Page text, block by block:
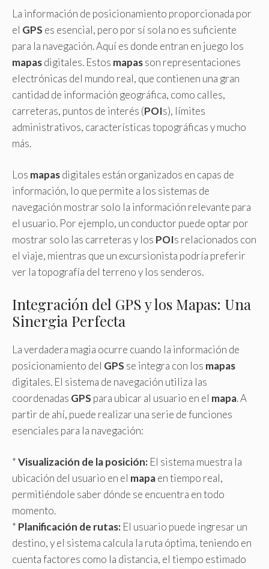
La información de posicionamiento proporcionada por
el GPS es esencial, pero por sí sola no es suficiente
para la navegación. Aquí es donde entran en juego los
mapasdigitales. Estos mapasson representaciones
electrónicas del mundo real, que contienen una gran
cantidad de información geográfica, como calles,
carreteras, puntos de interés (POIs), límites
administrativos, características topográficas y mucho
más.
Los mapasdigitales están organizados en capas de
información, lo que permite a los sistemas de
navegación mostrar solo la información relevante para
el usuario. Por ejemplo, un conductor puede optar por
mostrar solo las carreteras y los POIs relacionados con
el viaje, mientras que un excursionista podría preferir
ver la topografía del terreno y los senderos.
Integración del GPS y los Mapas: Una
Sinergia Perfecta
La verdadera magia ocurre cuando la información de
posicionamiento del GPS se integra con los mapas
digitales. El sistema de navegación utiliza las
coordenadas GPS para ubicar al usuario en el mapa. A
partir de ahí, puede realizar una serie de funciones
esenciales para la navegación:
*Visualización de la posición: El sistema muestra la
ubicación del usuario en el mapaen tiempo real,
permitiéndole saber dónde se encuentra en todo
momento.
* Planificación de rutas: El usuario puede ingresar un
destino, y el sistema calcula la ruta óptima, teniendo en
cuenta factores como la distancia, el tiempo estimado